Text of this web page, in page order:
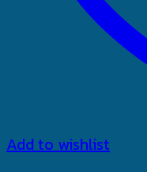
Add to wishlist